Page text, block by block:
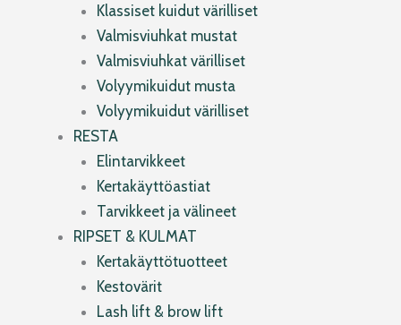
Klassiset kuidut värilliset
Valmisviuhkat mustat
Valmisviuhkat värilliset
Volyymikuidut musta
Volyymikuidut värilliset
RESTA
Elintarvikkeet
Kertakäyttöastiat
Tarvikkeet ja välineet
RIPSET & KULMAT
Kertakäyttötuotteet
Kestovärit
Lash lift & brow lift